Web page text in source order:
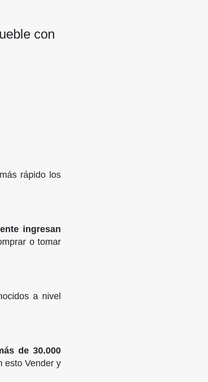
con
rápido los
ingresan
o tomar
a nivel
de 30.000
esto Vender y